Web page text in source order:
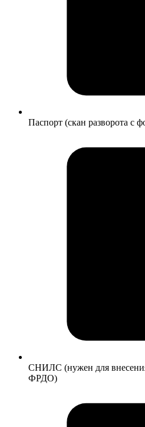
Паспорт (скан разворота с
СНИЛС (нужен для
ФРДО)